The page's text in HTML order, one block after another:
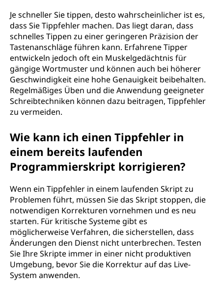
Je schneller Sie tippen, desto wahrscheinlicher ist es,
dass Sie Tippfehler machen. Das liegt daran, dass
schnelles Tippen zu einer geringeren Präzision der
Tastenanschläge führen kann. Erfahrene Tipper
entwickeln jedoch oft ein Muskelgedächtnis für
gängige Wortmuster und können auch bei höherer
Geschwindigkeit eine hohe Genauigkeit beibehalten.
Regelmäßiges Üben und die Anwendung geeigneter
Schreibtechniken können dazu beitragen, Tippfehler
zu vermeiden.
Wie kann ich einen Tippfehler in
einem bereits laufenden
Programmierskript korrigieren?
Wenn ein Tippfehler in einem laufenden Skript zu
Problemen führt, müssen Sie das Skript stoppen, die
notwendigen Korrekturen vornehmen und es neu
starten. Für kritische Systeme gibt es
möglicherweise Verfahren, die sicherstellen, dass
Änderungen den Dienst nicht unterbrechen. Testen
Sie Ihre Skripte immer in einer nicht produktiven
Umgebung, bevor Sie die Korrektur auf das Live-
System anwenden.